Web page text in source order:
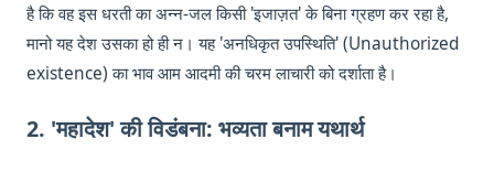
है कि वह इस धरती का अन्न-जल किसी 'इजाज़त' के बिना ग्रहण कर रहा है,
मानो यह देश उसका हो ही न। यह 'अनधिकृत उपस्थिति' (Unauthorized
existence) का भाव आम आदमी की चरम लाचारी को दर्शाता है।
2. 'महादेश' की विडंबना: भव्यता बनाम यथार्थ